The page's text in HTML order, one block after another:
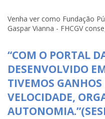
Venha ver como Fundação
Gaspar Vianna - FHCGV
“COM O PORTAL
DESENVOLVIDO
TIVEMOS
VELOCIDADE,